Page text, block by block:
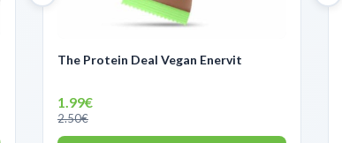
The Protein Deal Vegan Enervit
1.99€
2.50€